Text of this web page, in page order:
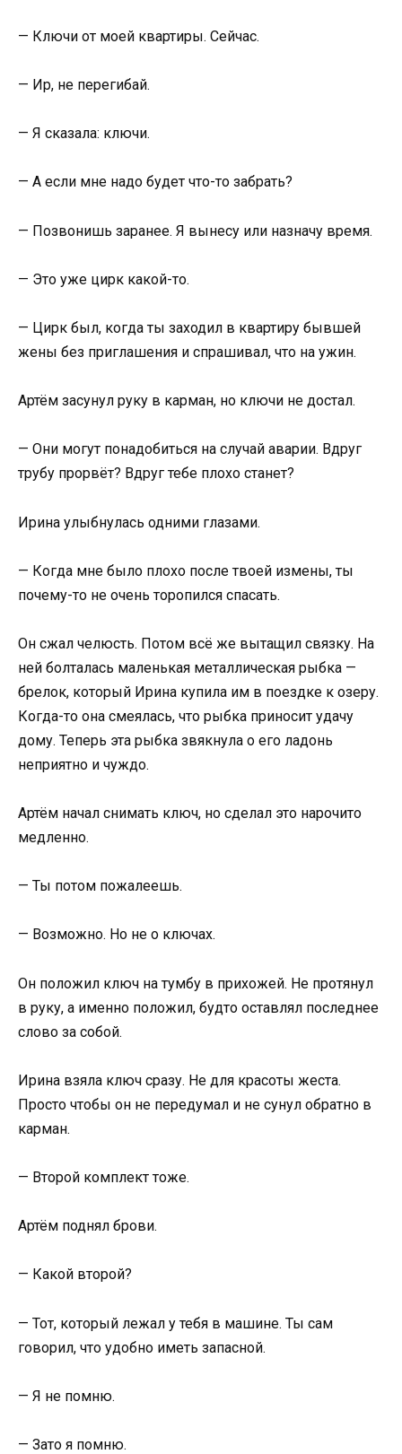
— Ключи от моей квартиры. Сейчас.
— Ир, не перегибай.
— Я сказала: ключи.
— А если мне надо будет что-то забрать?
— Позвонишь заранее. Я вынесу или назначу время.
— Это уже цирк какой-то.
— Цирк был, когда ты заходил в квартиру бывшей
жены без приглашения и спрашивал, что на ужин.
Артём засунул руку в карман, но ключи не достал.
— Они могут понадобиться на случай аварии. Вдруг
трубу прорвёт? Вдруг тебе плохо станет?
Ирина улыбнулась одними глазами.
— Когда мне было плохо после твоей измены, ты
почему-то не очень торопился спасать.
Он сжал челюсть. Потом всё же вытащил связку. На
ней болталась маленькая металлическая рыбка —
брелок, который Ирина купила им в поездке к озеру.
Когда-то она смеялась, что рыбка приносит удачу
дому. Теперь эта рыбка звякнула о его ладонь
неприятно и чуждо.
Артём начал снимать ключ, но сделал это нарочито
медленно.
— Ты потом пожалеешь.
— Возможно. Но не о ключах.
Он положил ключ на тумбу в прихожей. Не протянул
в руку, а именно положил, будто оставлял последнее
слово за собой.
Ирина взяла ключ сразу. Не для красоты жеста.
Просто чтобы он не передумал и не сунул обратно в
карман.
— Второй комплект тоже.
Артём поднял брови.
— Какой второй?
— Тот, который лежал у тебя в машине. Ты сам
говорил, что удобно иметь запасной.
— Я не помню.
— Зато я помню.